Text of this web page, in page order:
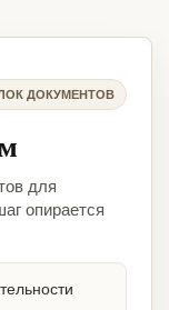
ДОКУМЕНТОВ
для
опирается